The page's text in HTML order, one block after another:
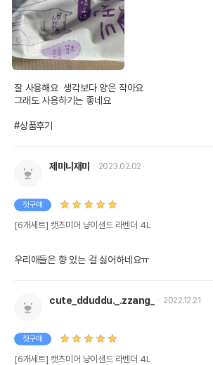
잘 사용해요  생각보다 양은 작아요
그래도 사용하기는 좋네요
#상품후기
제미니재미 2023.02.02
첫구매
[6개세트] 캣츠미어 냥이샌드 라벤더 4L
우리애들은 향 있는 걸 싫어하네요ㅠ
cute_dduddu._.zzang_ 2022.12.21
첫구매
[6개세트] 캣츠미어 냥이샌드 라벤더 4L